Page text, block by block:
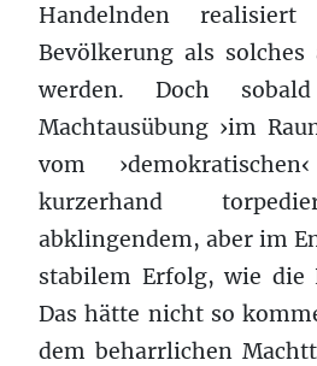
Handelnden
Bevölkerung als
werden. Doch
Machtausübung ›im
vom
kurzerhand
abklingendem, aber im
stabilem Erfolg, wie die
Das hätte nicht so
dem beharrlichen